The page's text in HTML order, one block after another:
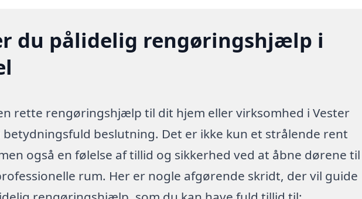
du pålidelig rengøringshjælp i
rette rengøringshjælp til dit hjem eller virksomhed i Vester
beslutning. Det er ikke kun et strålende rent
også en følelse af tillid og sikkerhed ved at åbne dørene til
rum. Her er nogle afgørende skridt, der vil guide